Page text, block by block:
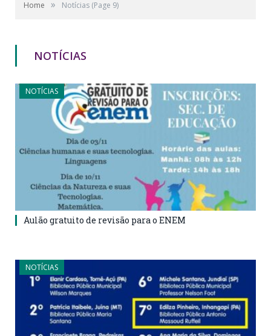
Home » Notícias (Page 9)
NOTÍCIAS
NOTÍCIAS
Aulão gratuito de revisão para o ENEM
NOTÍCIAS